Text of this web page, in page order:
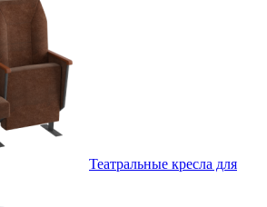
Театральные кресла для